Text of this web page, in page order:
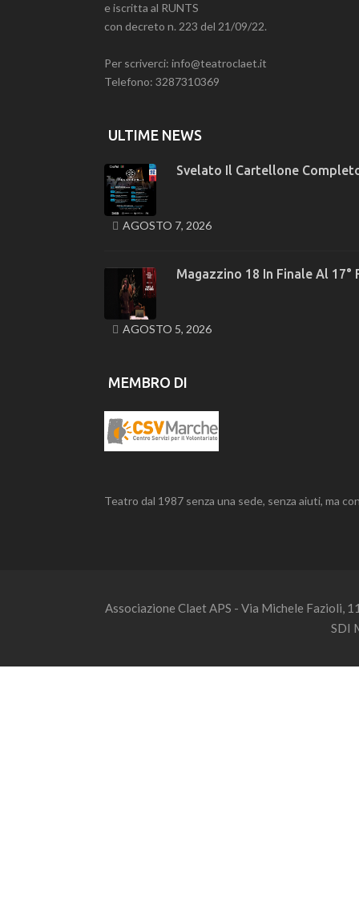
e iscritta al RUNTS
con decreto n. 223 del 21/09/22.
Per scriverci: info@teatroclaet.it
Telefono: 3287310369
ULTIME NEWS
Svelato Il Cartellone
AGOSTO 7, 2026
Magazzino 18 In Finale Al
AGOSTO 5, 2026
MEMBRO DI
Teatro dal 1987 senza una sede, senza aiuti, ma
Associazione Claet APS - Via Michele Fazioli,
SDI